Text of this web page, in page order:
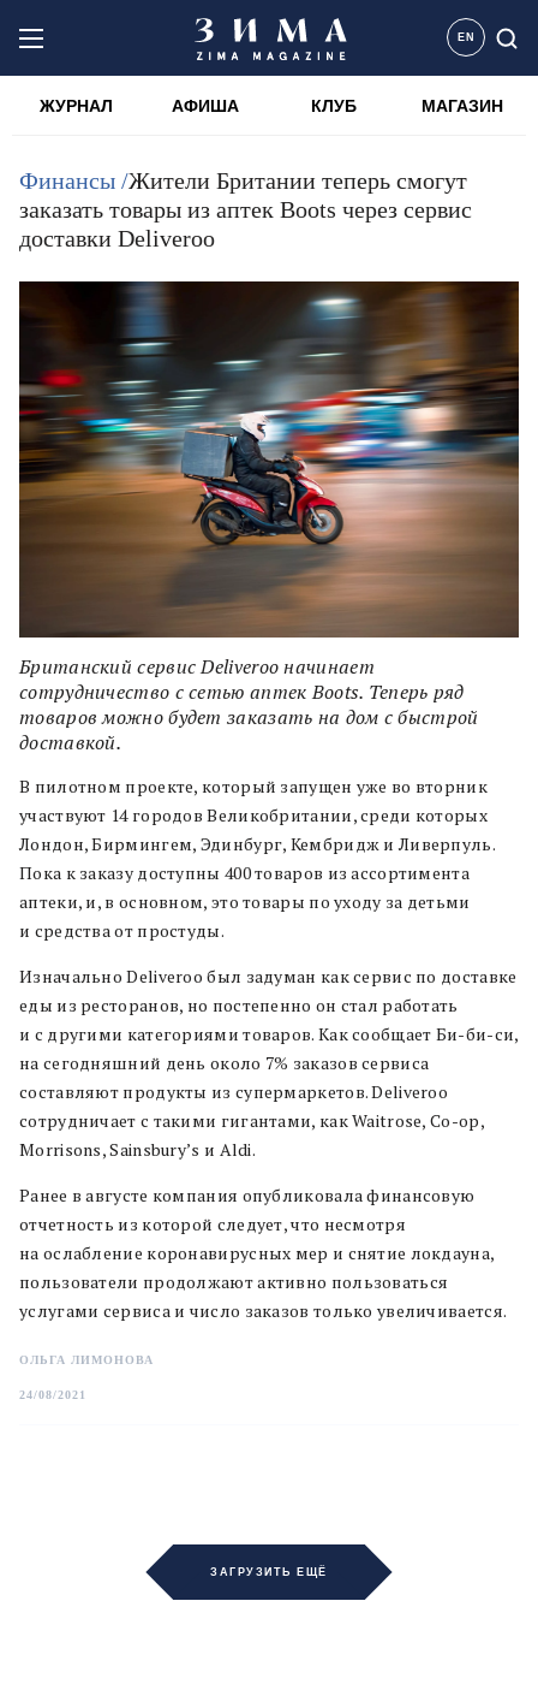
EN
ЖУРНАЛ АФИША КЛУБ МАГАЗИН
Финансы /Жители Британии теперь смогут
заказать товары из аптек Boots через сервис
доставки Deliveroo
Британский сервис Deliveroo начинает
сотрудничество с сетью аптек Boots. Теперь ряд
товаров можно будет заказать на дом с быстрой
доставкой.
В пилотном проекте, который запущен уже во вторник
участвуют 14 городов Великобритании, среди которых
Лондон, Бирмингем, Эдинбург, Кембридж и Ливерпуль.
Пока к заказу доступны 400 товаров из ассортимента
аптеки, и, в основном, это товары по уходу за детьми
и средства от простуды.
Изначально Deliveroo был задуман как сервис по доставке
еды из ресторанов, но постепенно он стал работать
и с другими категориями товаров. Как сообщает Би-би-си,
на сегодняшний день около 7% заказов сервиса
составляют продукты из супермаркетов. Deliveroo
сотрудничает с такими гигантами, как Waitrose, Co-op,
Morrisons, Sainsbury’s и Aldi.
Ранее в августе компания опубликовала финансовую
отчетность из которой следует, что несмотря
на ослабление коронавирусных мер и снятие локдауна,
пользователи продолжают активно пользоваться
услугами сервиса и число заказов только увеличивается.
ОЛЬГА ЛИМОНОВА
24/08/2021
ЗАГРУЗИТЬ ЕЩЁ